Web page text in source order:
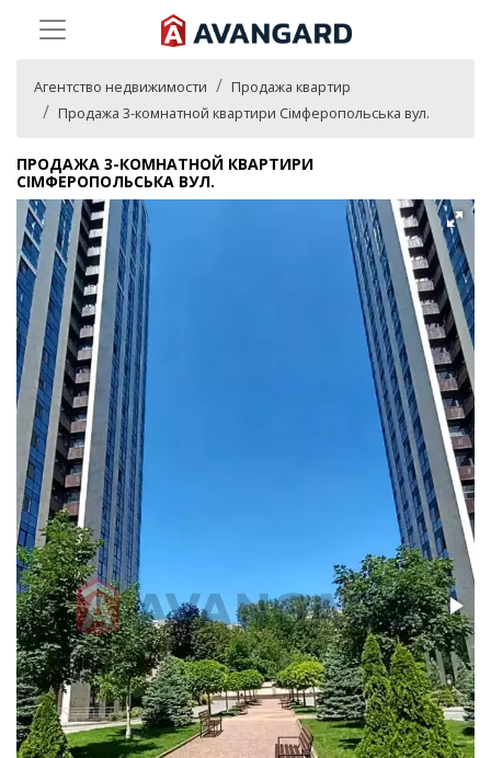
Агентство недвижимости
Продажа квартир
Продажа 3-комнатной квартири Сімферопольська вул.
ПРОДАЖА 3-КОМНАТНОЙ КВАРТИРИ
СІМФЕРОПОЛЬСЬКА ВУЛ.